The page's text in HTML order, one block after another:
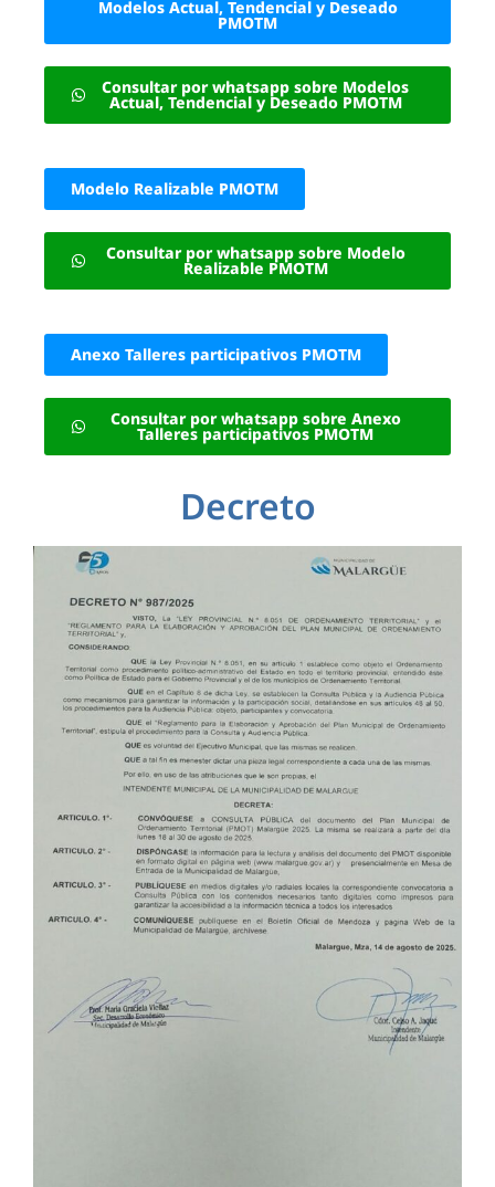
Modelos Actual, Tendencial y Deseado
PMOTM
Consultar por whatsapp sobre Modelos
Actual, Tendencial y Deseado PMOTM
Modelo Realizable PMOTM
Consultar por whatsapp sobre Modelo
Realizable PMOTM
Anexo Talleres participativos PMOTM
Consultar por whatsapp sobre Anexo
Talleres participativos PMOTM
Decreto